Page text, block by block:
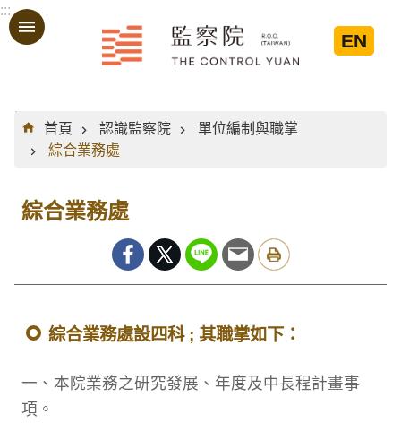
跳到主要內容區塊
:::
EN
:::
首頁
認識監察院
單位編制與職掌
綜合業務處
綜合業務處
綜合業務處設四科 ; 其職掌如下：
一、本院業務之研究發展、年度及中長程計畫事
項。